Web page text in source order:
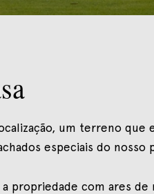
um terreno
especiais do nosso
a propriedade com ares